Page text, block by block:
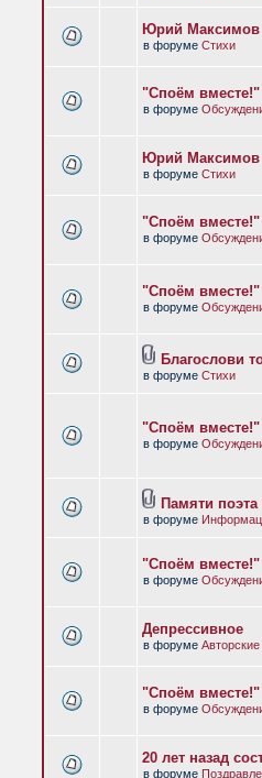
Юрий Максимов
в форуме Стихи
"Споём
в форуме
Юрий
в форуме Стихи
"Споём вместе!"
в форуме
"Споём
в форуме
Благослови
в форуме Стихи
"Споём
в форуме
Памяти
в форуме
"Споём
в форуме
Депрессивное
в форуме
"Споём вместе!"
в форуме
20 лет назад
в форуме